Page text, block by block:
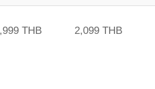
THB 2,099 THB